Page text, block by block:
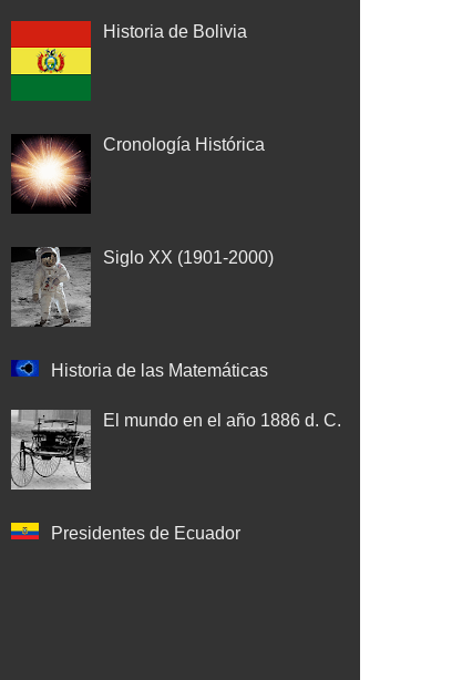
Historia de Bolivia
Cronología Histórica
Siglo XX (1901-2000)
Historia de las Matemáticas
El mundo en el año 1886 d. C.
Presidentes de Ecuador